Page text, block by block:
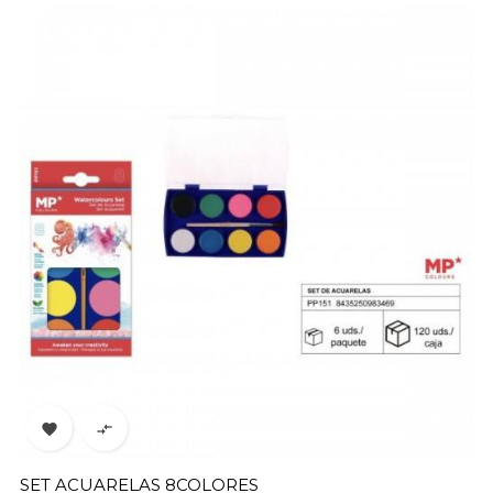
 
SET ACUARELAS 8COLORES